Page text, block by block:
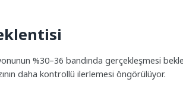
%30–36 bandında gerçekleşmesi
daha kontrollü ilerlemesi öngörülüyor.